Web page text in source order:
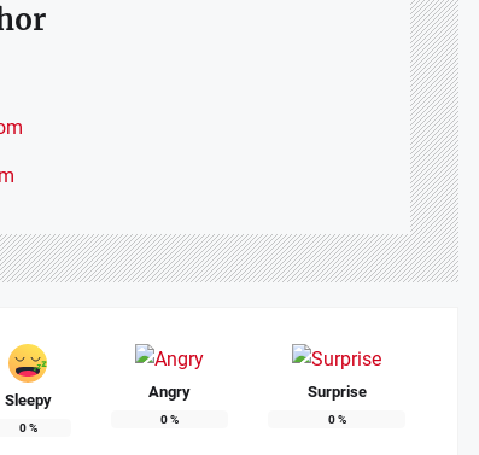
Sleepy
0%
Angry
0%
Surprise
0%